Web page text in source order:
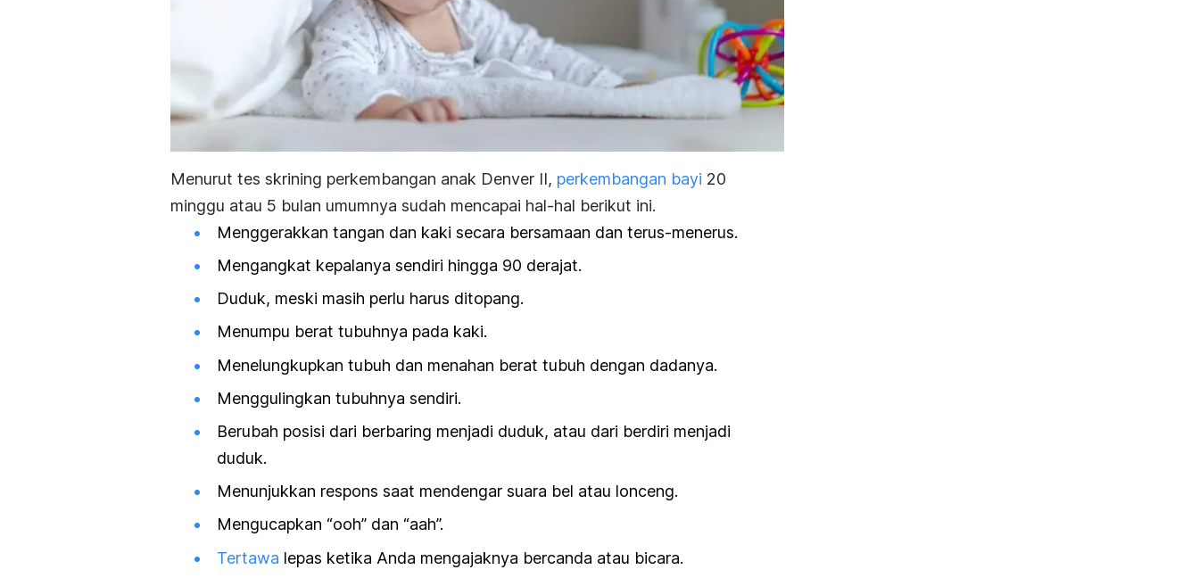
Menurut tes skrining perkembangan anak Denver II, perkembangan bayi 20
minggu atau 5 bulan umumnya sudah mencapai hal-hal berikut ini.
Menggerakkan tangan dan kaki secara bersamaan dan terus-menerus.
Mengangkat kepalanya sendiri hingga 90 derajat.
Duduk, meski masih perlu harus ditopang.
Menumpu berat tubuhnya pada kaki.
Menelungkupkan tubuh dan menahan berat tubuh dengan dadanya.
Menggulingkan tubuhnya sendiri.
Berubah posisi dari berbaring menjadi duduk, atau dari berdiri menjadi
duduk.
Menunjukkan respons saat mendengar suara bel atau lonceng.
Mengucapkan “ooh” dan “aah”.
Tertawa lepas ketika Anda mengajaknya bercanda atau bicara.